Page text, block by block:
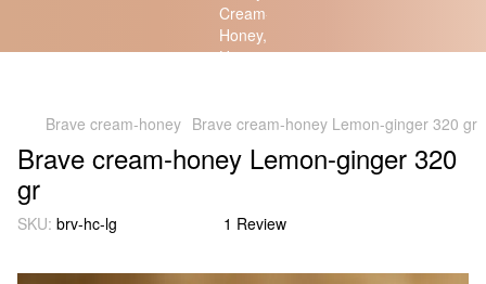
Brave cream-honey Brave cream-honey Lemon-ginger 320 gr
Brave cream-honey Lemon-ginger 320
gr
SKU: brv-hc-lg 1 Review